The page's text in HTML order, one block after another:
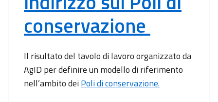
conservazione
Il risultato del tavolo di lavoro organizzato da
AgID per definire un modello di riferimento
nell’ambito deiPoli di conservazione.